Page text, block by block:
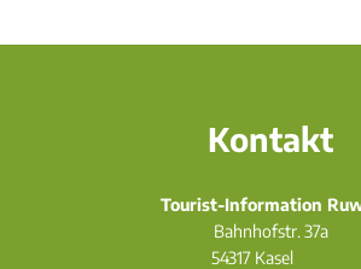
Kontakt
Tourist-Information
Bahnhofstr. 37a
54317 Kasel